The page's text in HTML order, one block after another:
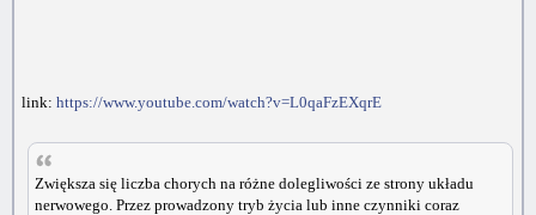
link: https://www.youtube.com/watch?v=L0qaFzEXqrE
Zwiększa się liczba chorych na różne dolegliwości ze strony układu
nerwowego. Przez prowadzony tryb życia lub inne czynniki coraz